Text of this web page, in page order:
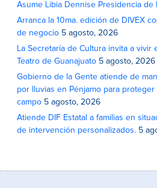
Asume Libia Dennise Presidencia de
Arranca la 10ma. edición de DIVEX
de negocio 5 agosto, 2026
La Secretaría de Cultura invita a vivir
Teatro de Guanajuato 5 agosto, 2026
Gobierno de la Gente atiende de
por lluvias en Pénjamo para
campo 5 agosto, 2026
Atiende DIF Estatal a familias en
de intervención personalizados. 5